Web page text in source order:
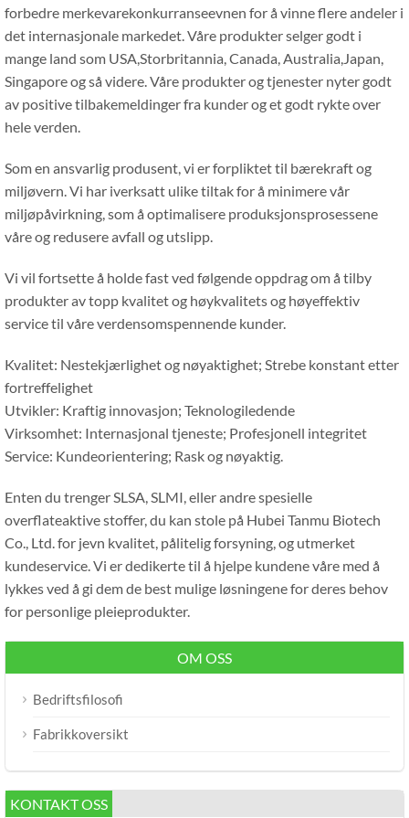
forbedre merkevarekonkurranseevnen for å vinne flere andeler i
det internasjonale markedet. Våre produkter selger godt i
mange land som USA,Storbritannia, Canada, Australia,Japan,
Singapore og så videre. Våre produkter og tjenester nyter godt
av positive tilbakemeldinger fra kunder og et godt rykte over
hele verden.
Som en ansvarlig produsent, vi er forpliktet til bærekraft og
miljøvern. Vi har iverksatt ulike tiltak for å minimere vår
miljøpåvirkning, som å optimalisere produksjonsprosessene
våre og redusere avfall og utslipp.
Vi vil fortsette å holde fast ved følgende oppdrag om å tilby
produkter av topp kvalitet og høykvalitets og høyeffektiv
service til våre verdensomspennende kunder.
Kvalitet: Nestekjærlighet og nøyaktighet; Strebe konstant etter
fortreffelighet
Utvikler: Kraftig innovasjon; Teknologiledende
Virksomhet: Internasjonal tjeneste; Profesjonell integritet
Service: Kundeorientering; Rask og nøyaktig.
Enten du trenger SLSA, SLMI, eller andre spesielle
overflateaktive stoffer, du kan stole på Hubei Tanmu Biotech
Co., Ltd. for jevn kvalitet, pålitelig forsyning, og utmerket
kundeservice. Vi er dedikerte til å hjelpe kundene våre med å
lykkes ved å gi dem de best mulige løsningene for deres behov
for personlige pleieprodukter.
OM OSS
Bedriftsfilosofi
Fabrikkoversikt
KONTAKT OSS